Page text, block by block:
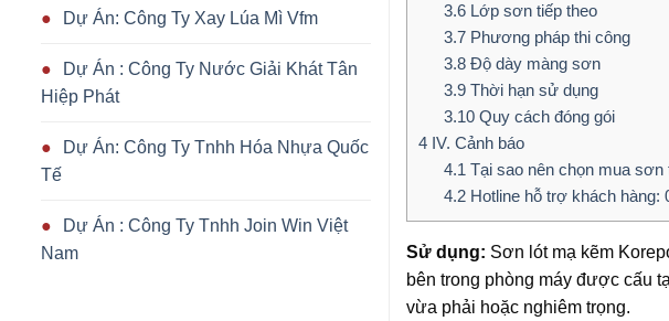
Dự Án: Công Ty Xay Lúa Mì Vfm
Dự Án : Công Ty Nước Giải Khát Tân
Hiệp Phát
Dự Án: Công Ty Tnhh Hóa Nhựa Quốc
Tế
Dự Án : Công Ty Tnhh Join Win Việt
Nam
3.6Lớp sơn tiếp theo
3.7Phương pháp thi công
3.8Độ dày màng sơn
3.9Thời hạn sử dụng
3.10Quy cách đóng gói
4 IV. Cảnh báo
4.1 Tại sao nên chọn mua
4.2Hotline hỗ trợ khách hàng:
Sử dụng: Sơn lót mạ kẽm
bên trong phòng máy được cấu
vừa phải hoặc nghiêm trọng.